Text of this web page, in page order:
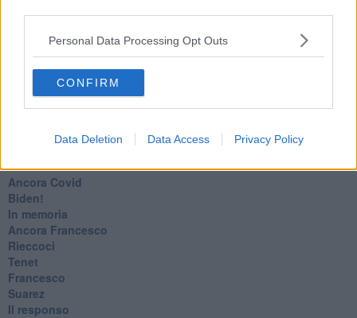
Personal Data Processing Opt Outs
CONFIRM
Data Deletion Data Access Privacy Policy
Coincidenze e crisi
L'amico
​L’anno del vaccino
Giulio Regeni
Paolo Rossi
Cronaca
​Ancora Covid
​Biden!
In memoria
​Ancora Francesco
Rieccoci
Tenet
Francesco
Suarez
​Il responso